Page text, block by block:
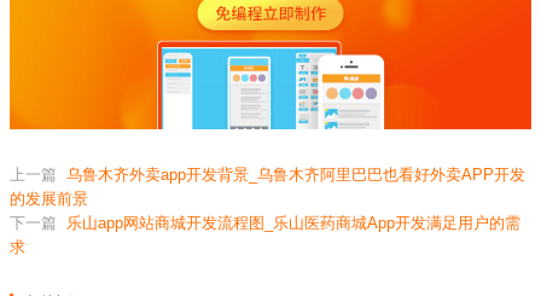
上一篇 乌鲁木齐外卖app开发背景_乌鲁木齐阿里巴巴也看好外卖APP开发
的发展前景
下一篇
乐山app网站商城开发流程图_乐山医药商城App开发满足用户的需
求